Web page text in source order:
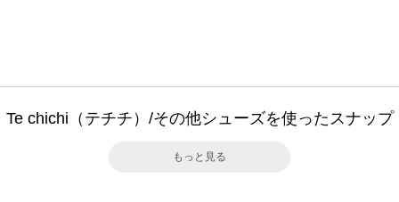
Te chichi（テチチ）/その他シューズを使ったスナップ
もっと見る